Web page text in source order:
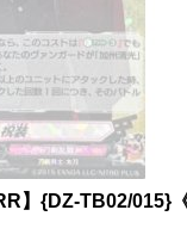
】{DZ-TB02/015}《